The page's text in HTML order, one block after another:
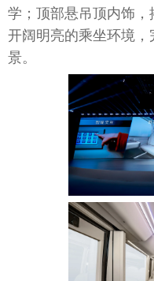
学；顶部悬吊顶内饰
开阔明亮的乘坐环境
景。